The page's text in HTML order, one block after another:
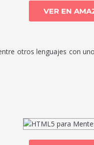
VER EN
otros lenguajes con